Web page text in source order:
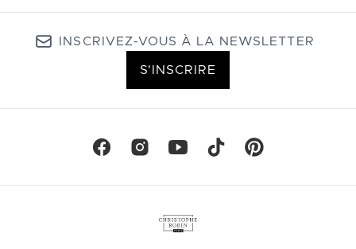
INSCRIVEZ-VOUS À LA NEWSLETTER
S'INSCRIRE